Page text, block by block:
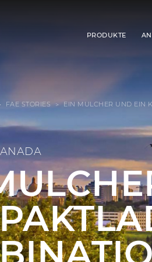
PRODUKTE
FAE STORIES EIN MULCHER UND EIN